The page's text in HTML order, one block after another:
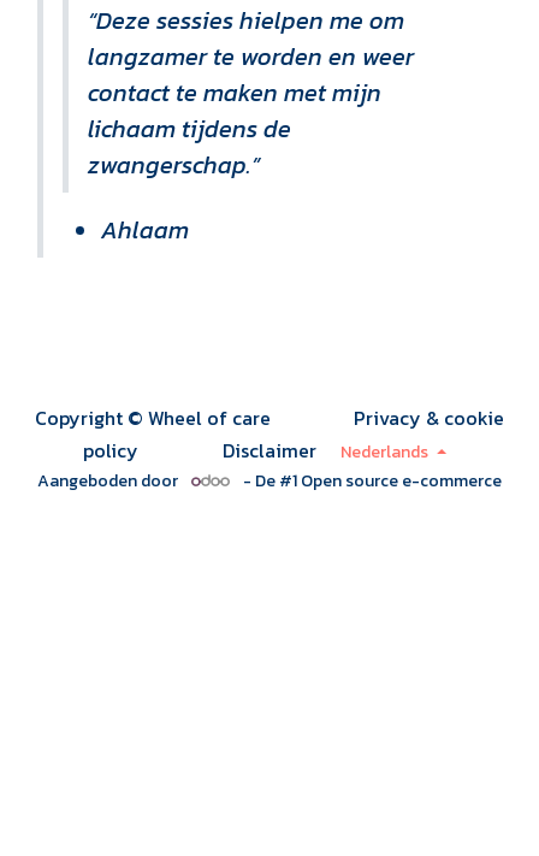
“Deze sessies hielpen me om
langzamer te worden en weer
contact te maken met mijn
lichaam tijdens de
zwangerschap.”
Ahlaam
Copyright © Wheel of care
Privacy & cookie
policy
Disclaimer
Nederlands
Aangeboden door
- De #1Open source e-commerce